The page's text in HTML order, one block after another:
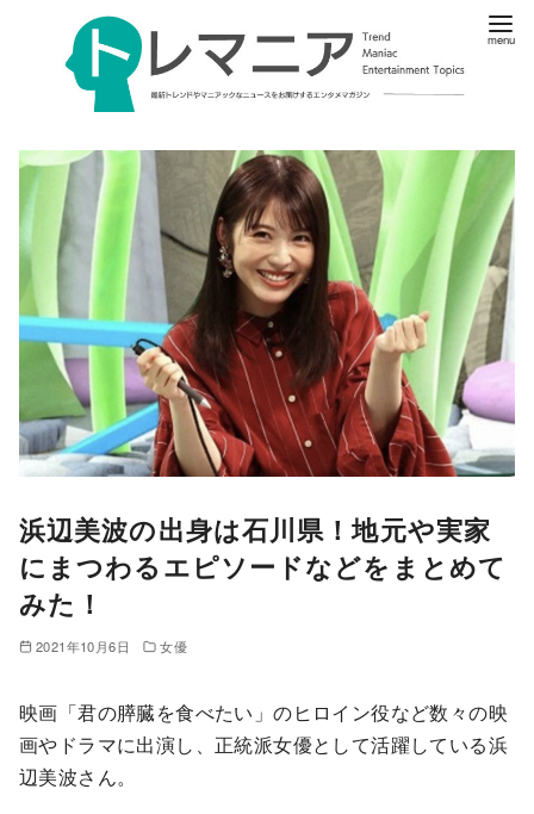
浜辺美波の出身は石川県！地元や実家
にまつわるエピソードなどをまとめて
みた！
2021年10月6日 女優
映画「君の膵臓を食べたい」のヒロイン役など数々の映
画やドラマに出演し、正統派女優として活躍している浜
辺美波さん。